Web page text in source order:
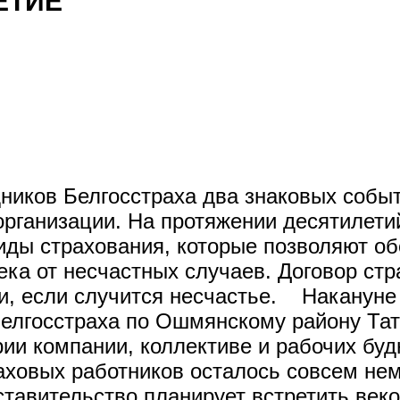
Белгосстраха два знаковых
На протяжении
страхования, которые позволяют
от несчастных случаев. Договор
если случится несчастье.
по Ошмянскому району
компании, коллективе и рабочих
работников осталось совсем